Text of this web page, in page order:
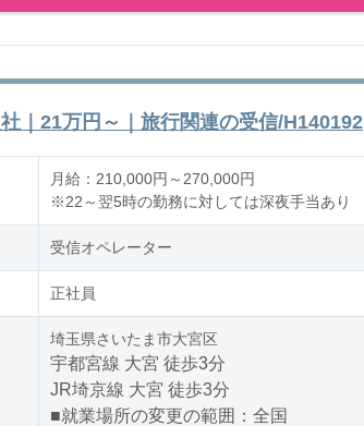
｜21万円～｜旅行関連の受信/H140192
月給：210,000円～270,000円
※22～翌5時の勤務に対しては深夜手当あり
受信オペレーター
正社員
埼玉県さいたま市大宮区
宇都宮線 大宮 徒歩3分
JR埼京線 大宮 徒歩3分
■就業場所の変更の範囲：全国